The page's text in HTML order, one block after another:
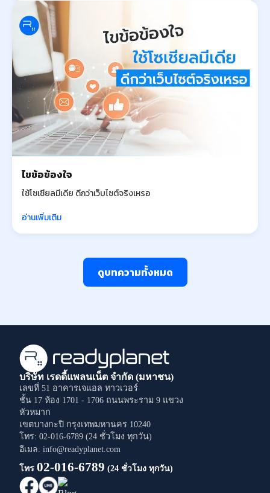
ไขข้อข้องใจ
ใช้โซเชียลมีเดีย ดีกว่าเว็บไซต์จริงเหรอ
อ่านเพิ่มเติม
ดูบทความทั้งหมด
บริษัท เรดดี้แพลนเน็ต จำกัด (มหาชน)
เลขที่ 51 อาคารเจแอล ทาวเวอร์
ชั้น 17 ห้อง 1701 - 1706 ถนนพระราม 9 แขวง
หัวหมาก
เขตบางกะปิ กรุงเทพมหานคร 10240
โทร: 02-016-6789 (24 ชั่วโมง ทุกวัน)
อีเมล: info@readyplanet.com
โทร 02-016-6789 (24 ชั่วโมง ทุกวัน)